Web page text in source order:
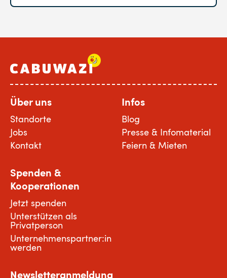
Über uns
Standorte
Jobs
Kontakt
Infos
Blog
Presse & Infomaterial
Feiern & Mieten
Spenden &
Kooperationen
Jetzt spenden
Unterstützen als
Privatperson
Unternehmenspartner:in
werden
Newsletteranmeldung